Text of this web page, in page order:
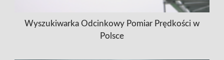
Wyszukiwarka Odcinkowy Pomiar Prędkości w
Polsce